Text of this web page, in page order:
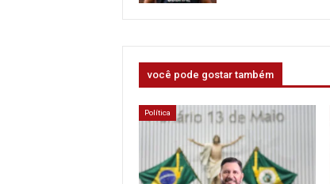
você pode gostar também
Política